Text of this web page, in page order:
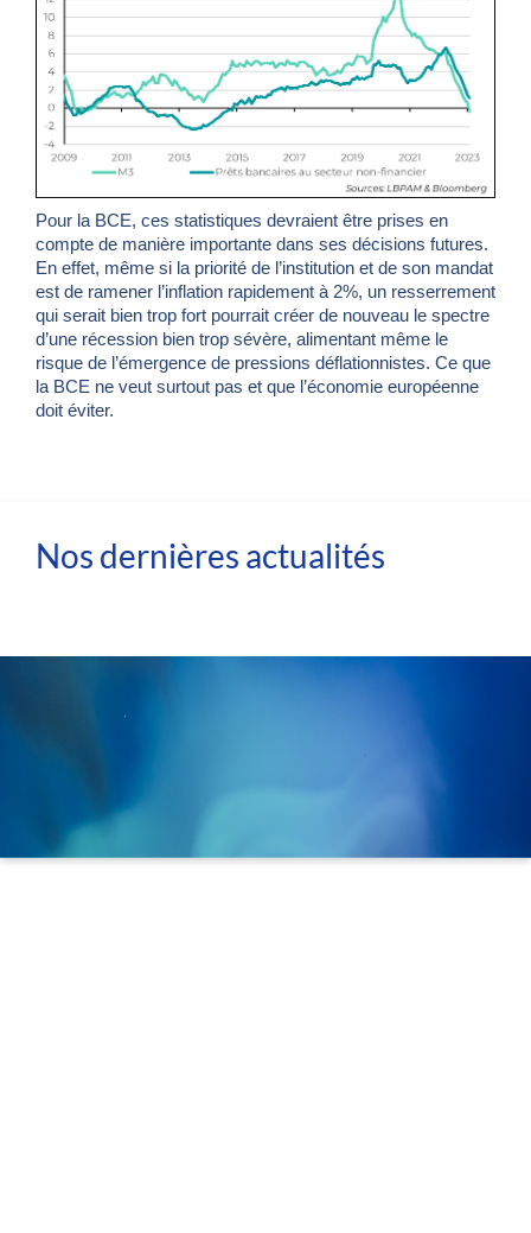
Pour la BCE, ces statistiques devraient être prises en
compte de manière importante dans ses décisions futures.
En effet, même si la priorité de l’institution et de son mandat
est de ramener l’inflation rapidement à 2%, un resserrement
qui serait bien trop fort pourrait créer de nouveau le spectre
d’une récession bien trop sévère, alimentant même le
risque de l’émergence de pressions déflationnistes. Ce que
la BCE ne veut surtout pas et que l’économie européenne
doit éviter.
Nos dernières actualités